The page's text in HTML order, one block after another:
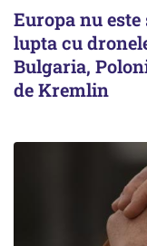
Europa nu
lupta cu
Bulgaria,
de Kremlin